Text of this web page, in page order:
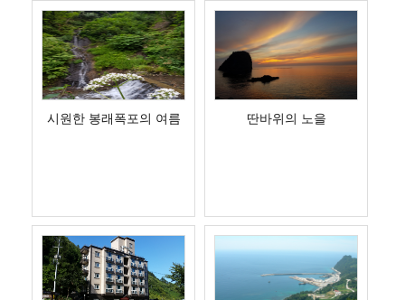
시원한 봉래폭포의 여름 딴바위의 노을